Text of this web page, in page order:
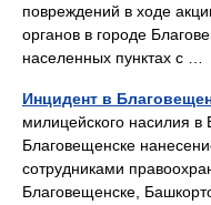
повреждений в ходе
органов в городе
населенных пунктах с …
Инцидент в
милицейского насилия
Благовещенске
сотрудниками
Благовещенске,